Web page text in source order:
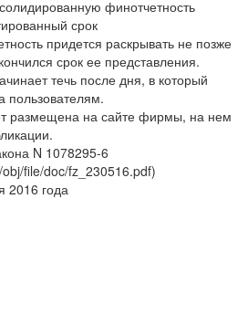
финотчетность
срок
придется раскрывать не позже
срок ее представления.
течь после дня, в который
пользователям.
размещена на сайте фирмы, на нем
N 1078295-6
file/doc/fz_230516.pdf)
2016 года